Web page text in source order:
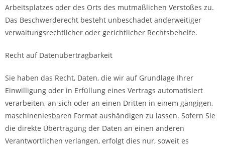
Arbeitsplatzes oder des Orts des mutmaßlichen Verstoßes zu.
Das Beschwerderecht besteht unbeschadet anderweitiger
verwaltungsrechtlicher oder gerichtlicher Rechtsbehelfe.
Recht auf Datenübertragbarkeit
Sie haben das Recht, Daten, die wir auf Grundlage Ihrer
Einwilligung oder in Erfüllung eines Vertrags automatisiert
verarbeiten, an sich oder an einen Dritten in einem gängigen,
maschinenlesbaren Format aushändigen zu lassen. Sofern Sie
die direkte Übertragung der Daten an einen anderen
Verantwortlichen verlangen, erfolgt dies nur, soweit es